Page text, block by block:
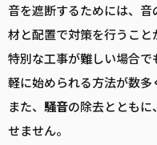
音を遮断するためには、
材と配置で対策を行うこと
特別な工事が難しい場合
軽に始められる方法が数多
また、 騒音の除去ととも
せません。